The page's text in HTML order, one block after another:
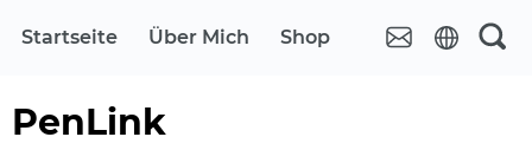
Startseite Über Mich Shop
PenLink